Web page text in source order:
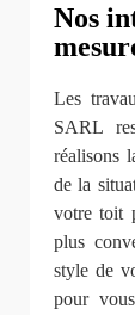
Nos
Les
SARL
réalisons
de la
votre toit
plus
style de
pour